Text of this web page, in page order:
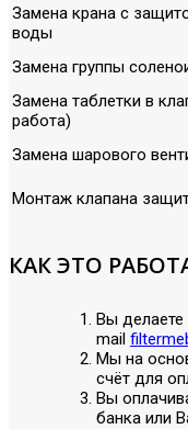
Замена крана с
воды
Замена группы
Замена таблетки в
работа)
Замена шарового
Монтаж клапана
КАК ЭТО
Вы делаете
mail
Мы на
счёт для
Вы
банка или